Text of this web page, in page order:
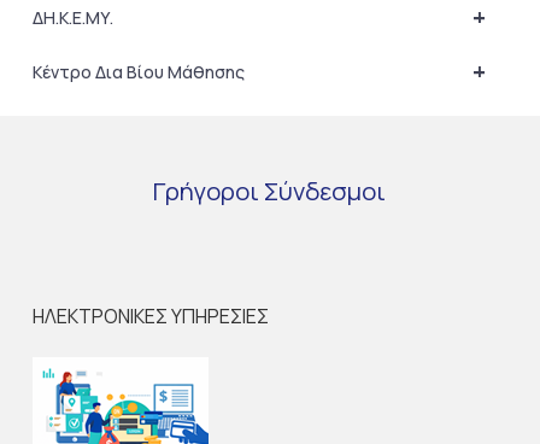
+
ΔΗ.Κ.Ε.ΜΥ.
+
Κέντρο Δια Βίου Μάθησης
Γρήγοροι Σύνδεσμοι
ΗΛΕΚΤΡΟΝΙΚΕΣ ΥΠΗΡΕΣΙΕΣ